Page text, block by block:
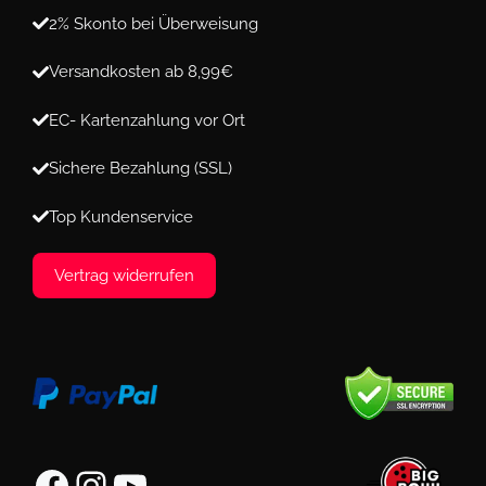
2% Skonto bei Überweisung
Versandkosten ab 8,99€
EC- Kartenzahlung vor Ort
Sichere Bezahlung (SSL)
Top Kundenservice
Vertrag widerrufen